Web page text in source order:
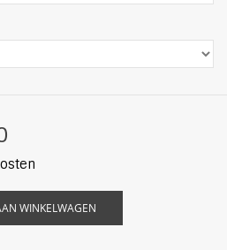
WINKELWAGEN